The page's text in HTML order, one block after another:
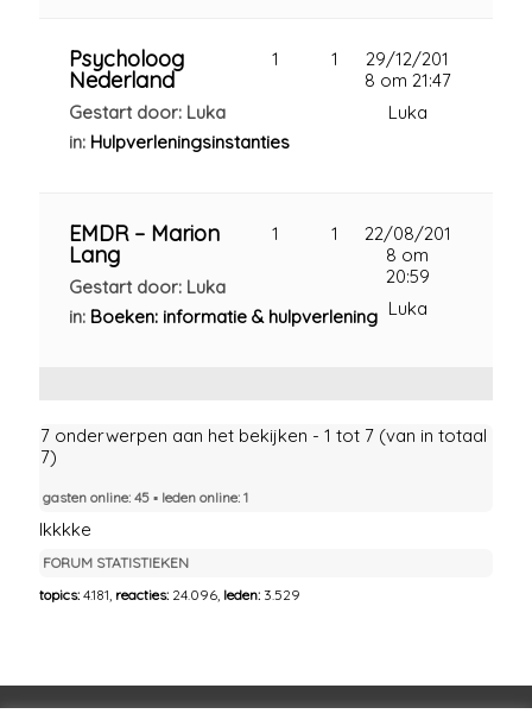
Psycholoog
Nederland
Gestart door: Luka
in: Hulpverleningsinstanties
1 1
29/12/201
8 om 21:47
Luka
EMDR – Marion
Lang
Gestart door: Luka
in: Boeken: informatie & hulpverlening
1 1
22/08/201
8 om
20:59
Luka
7 onderwerpen aan het bekijken - 1 tot 7 (van in totaal
7)
gasten online: 45 ▪︎ leden online: 1
Ikkkke
FORUM STATISTIEKEN
topics:4.181, reacties: 24.096, leden: 3.529